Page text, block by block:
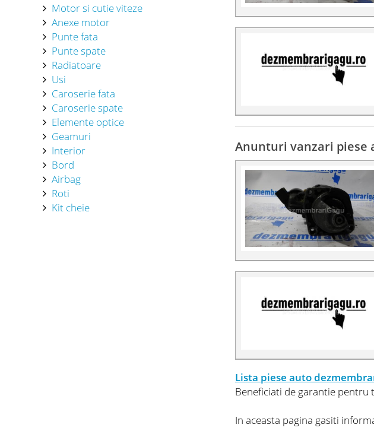
Anunturi vanzari piese
Lista piese auto
Beneficiati de garantie pentru
In aceasta pagina gasiti
Motor si cutie viteze
Anexe motor
Punte fata
Punte spate
Radiatoare
Usi
Caroserie fata
Caroserie spate
Elemente optice
Geamuri
Interior
Bord
Airbag
Roti
Kit cheie